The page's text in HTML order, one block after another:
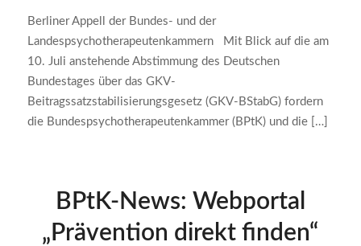
Berliner Appell der Bundes- und der
Landespsychotherapeutenkammern Mit Blick auf die am
10. Juli anstehende Abstimmung des Deutschen
Bundestages über das GKV-
Beitragssatzstabilisierungsgesetz (GKV-BStabG) fordern
die Bundespsychotherapeutenkammer (BPtK) und die […]
BPtK-News: Webportal
„Prävention direkt finden“